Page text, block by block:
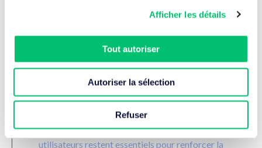
Afficher les détails
Tout autoriser
Autoriser la sélection
Refuser
pour les utilisateurs et les systèmes de sécurité
traditionnels.
« Les efforts de sensibilisation et de formation des
utilisateurs restent essentiels pour renforcer la